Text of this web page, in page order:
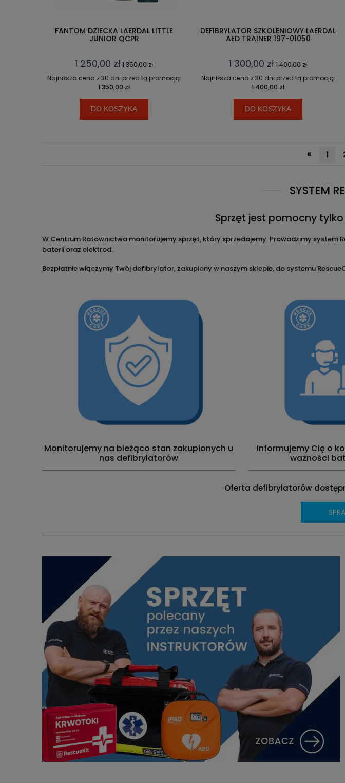
FANTOM DZIECKA LAERDAL LITTLE
JUNIOR QCPR
1 250,00 zł1 350,00 zł
Najniższa cena z 30 dni przed tą promocją:
1 350,00 zł
DO KOSZYKA
DEFIBRYLATOR SZKOLENIOWY LAERDAL
AED TRAINER 197-01050
1 300,00 zł1 400,00 zł
Najniższa cena z 30 dni przed tą promocją:
1 400,00 zł
DO KOSZYKA
« 1
SYSTEM
Sprzęt jest pomocny
W Centrum Ratownictwa monitorujemy sprzęt, który sprzedajemy. Prowadzimy
baterii oraz elektrod.
Bezpłatnie włączymy Twój defibrylator, zakupiony w naszym sklepie, do systemu
Monitorujemy na bieżąco stan zakupionych u
nas defibrylatorów
Informujemy Cię o
ważności
Oferta defibrylatorów